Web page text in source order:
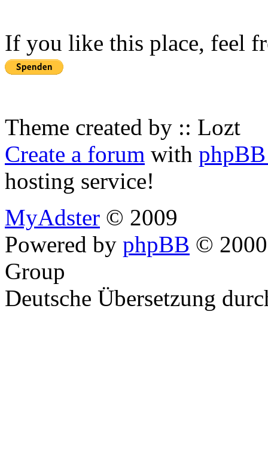
If you like this place, feel
Theme created by :: Lozt
Create a forum with
hosting service!
MyAdster © 2009
Powered by phpBB ©
Group
Deutsche Übersetzung